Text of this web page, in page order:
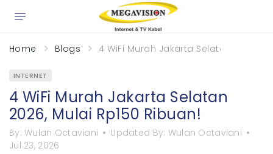
Home Blogs 4 WiFi Murah Jakarta Selatan 2026,
INTERNET
4 WiFi Murah Jakarta Selatan
2026, Mulai Rp150 Ribuan!
By:Wulan Octaviani Updated By: Wulan Octaviani
Jul 23, 2026